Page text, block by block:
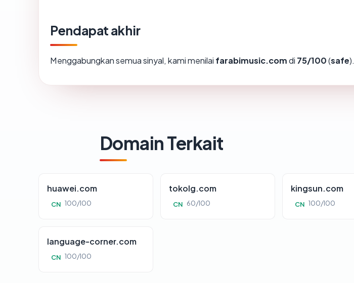
Pendapat akhir
Menggabungkan semua sinyal, kami menilai farabimusic.comdi 75/100(safe).
Domain Terkait
huawei.com
CN 100/100
tokolg.com
CN 60/100
kingsun.com
CN 100/100
language-corner.com
CN 100/100